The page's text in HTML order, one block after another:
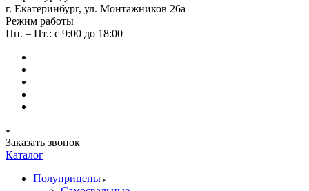
г. Екатеринбург, ул. Монтажников 26а
Режим работы
Пн. – Пт.: с 9:00 до 18:00
Заказать звонок
Каталог
Полуприцепы